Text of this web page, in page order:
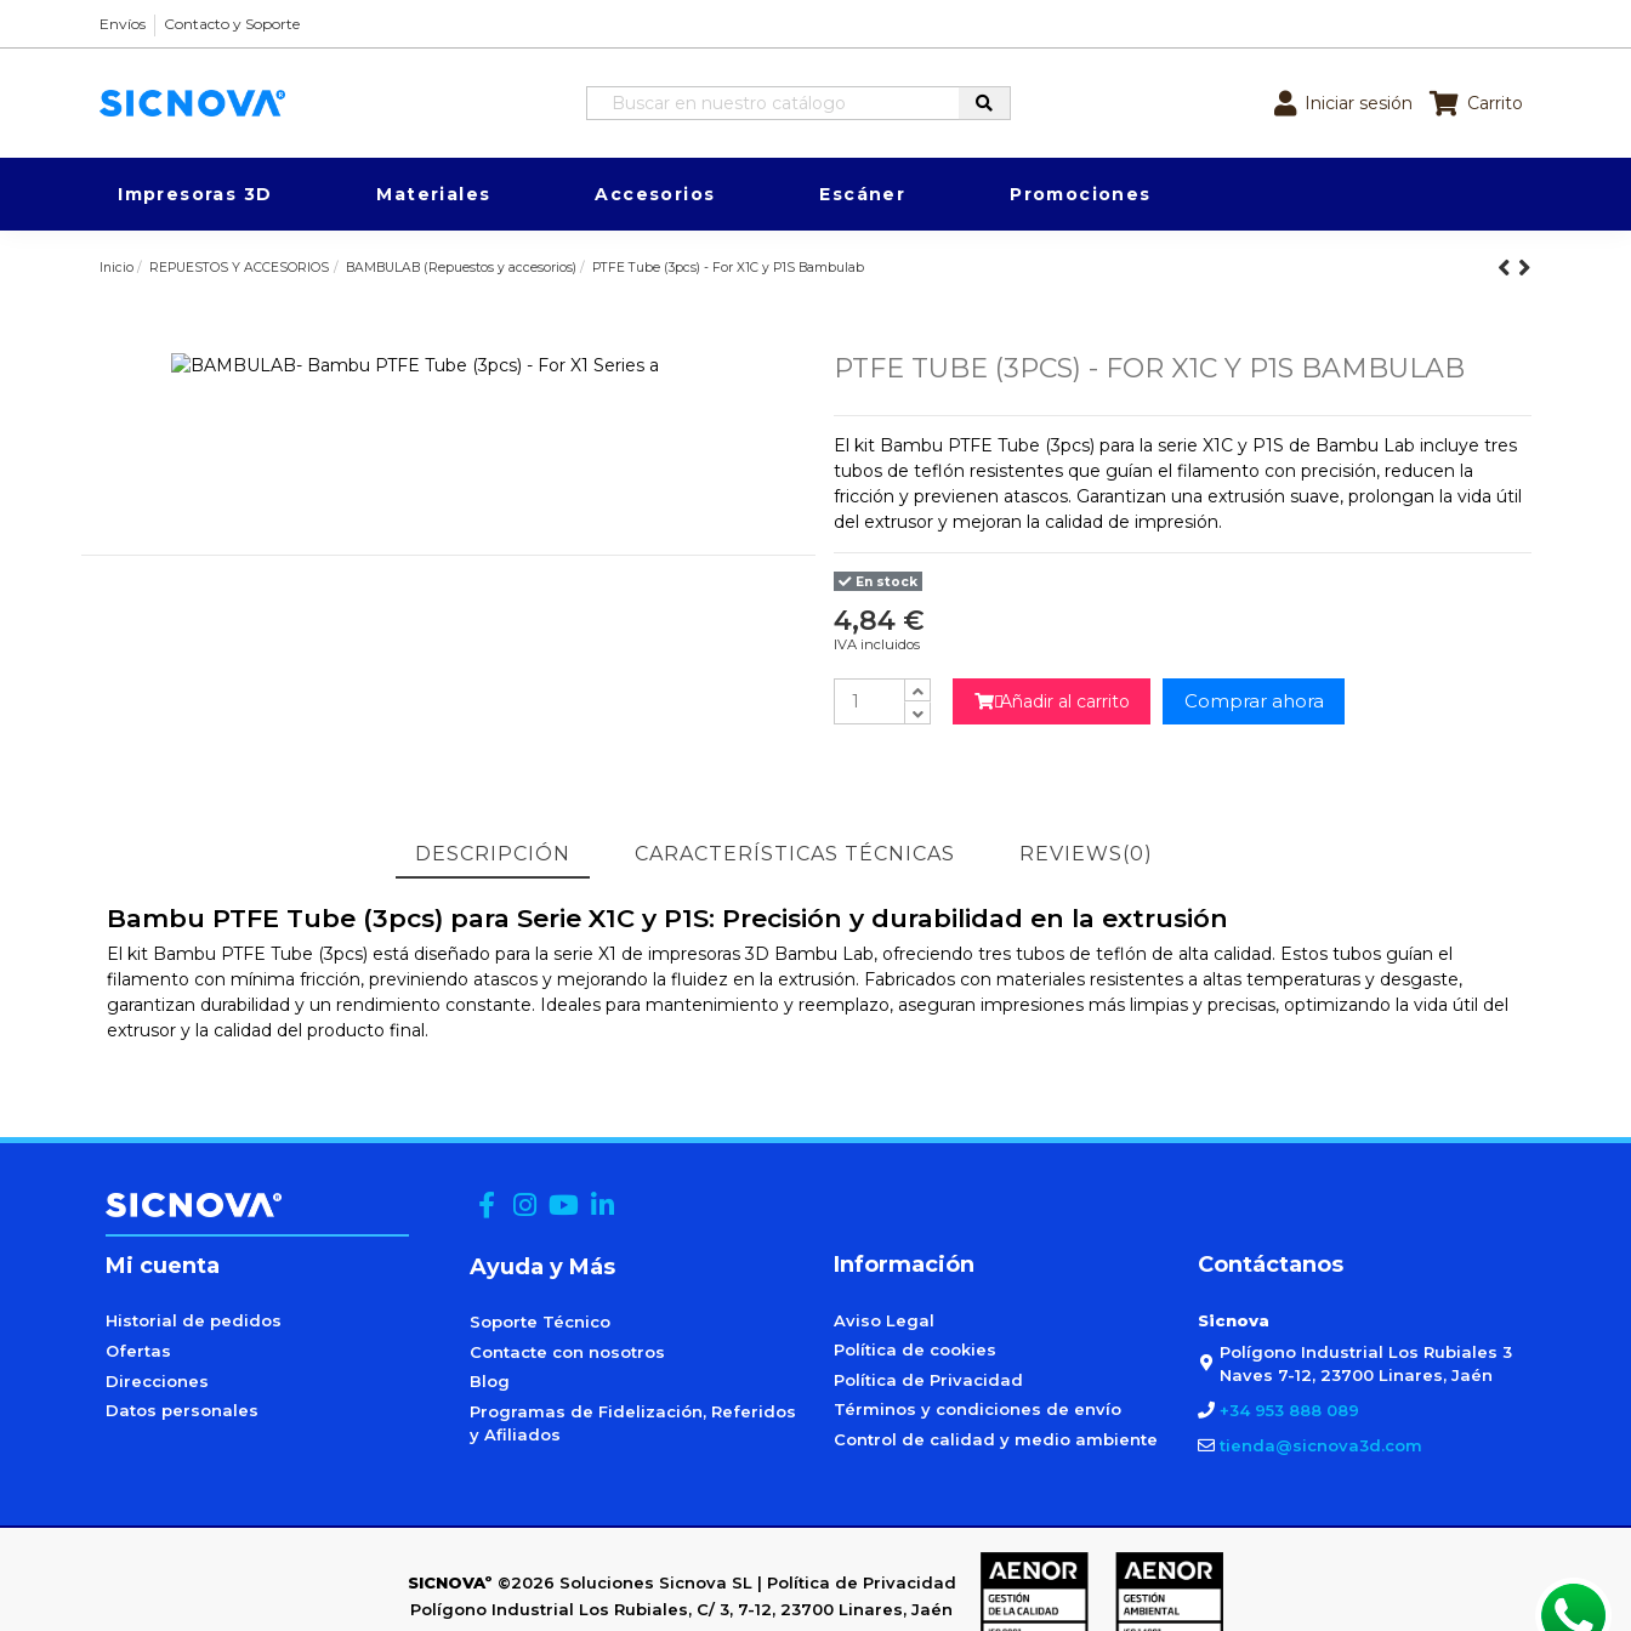
Envíos Contacto y Soporte
Iniciar sesión Carrito
Impresoras 3D Materiales Accesorios Escáner Promociones
Inicio REPUESTOS Y ACCESORIOS BAMBULAB (Repuestos y accesorios) PTFE Tube (3pcs) - For X1C y P1S Bambulab
PTFE TUBE (3PCS) - FOR X1C Y P1S BAMBULAB
El kit Bambu PTFE Tube (3pcs) para la serie X1C y P1S de Bambu Lab incluye tres
tubos de teflón resistentes que guían el filamento con precisión, reducen la
fricción y previenen atascos. Garantizan una extrusión suave, prolongan la vida útil
del extrusor y mejoran la calidad de impresión.
En stock
4,84 €
IVA incluidos

Añadir al carrito Comprar ahora
DESCRIPCIÓN CARACTERÍSTICAS TÉCNICAS REVIEWS(0)
Bambu PTFE Tube (3pcs) para Serie X1C y P1S: Precisión y durabilidad en la extrusión
El kit Bambu PTFE Tube (3pcs) está diseñado para la serie X1 de impresoras 3D Bambu Lab, ofreciendo tres tubos de teflón de alta calidad. Estos tubos guían el
filamento con mínima fricción, previniendo atascos y mejorando la fluidez en la extrusión. Fabricados con materiales resistentes a altas temperaturas y desgaste,
garantizan durabilidad y un rendimiento constante. Ideales para mantenimiento y reemplazo, aseguran impresiones más limpias y precisas, optimizando la vida útil del
extrusor y la calidad del producto final.
Mi cuenta
Historial de pedidos
Ofertas
Direcciones
Datos personales
Ayuda y Más
Soporte Técnico
Contacte con nosotros
Blog
Programas de Fidelización, Referidos
y Afiliados
Información
Aviso Legal
Política de cookies
Política de Privacidad
Términos y condiciones de envío
Control de calidad y medio ambiente
Contáctanos
Sicnova
Polígono Industrial Los Rubiales 3
Naves 7-12, 23700 Linares, Jaén
+34 953 888 089
tienda@sicnova3d.com
SICNOVAº ©2026 Soluciones Sicnova SL | Política de Privacidad
Polígono Industrial Los Rubiales, C/ 3, 7-12, 23700 Linares, Jaén